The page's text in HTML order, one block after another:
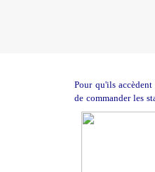
Pour qu'ils
de commander les